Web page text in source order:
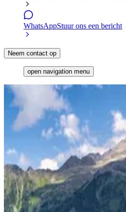
WhatsAppStuur ons een bericht
Neem contact op
open navigation menu